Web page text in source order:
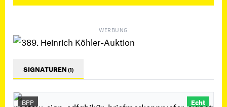
WERBUNG
SIGNATUREN(1)
BPP Echt